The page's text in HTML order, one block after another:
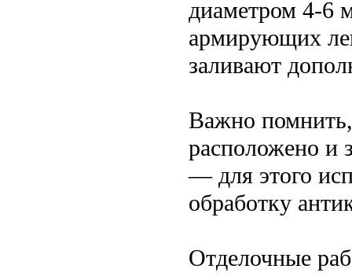
диаметром 4-6
армирующих
заливают
Важно
расположено и
— для этого
обработку
Отделочные